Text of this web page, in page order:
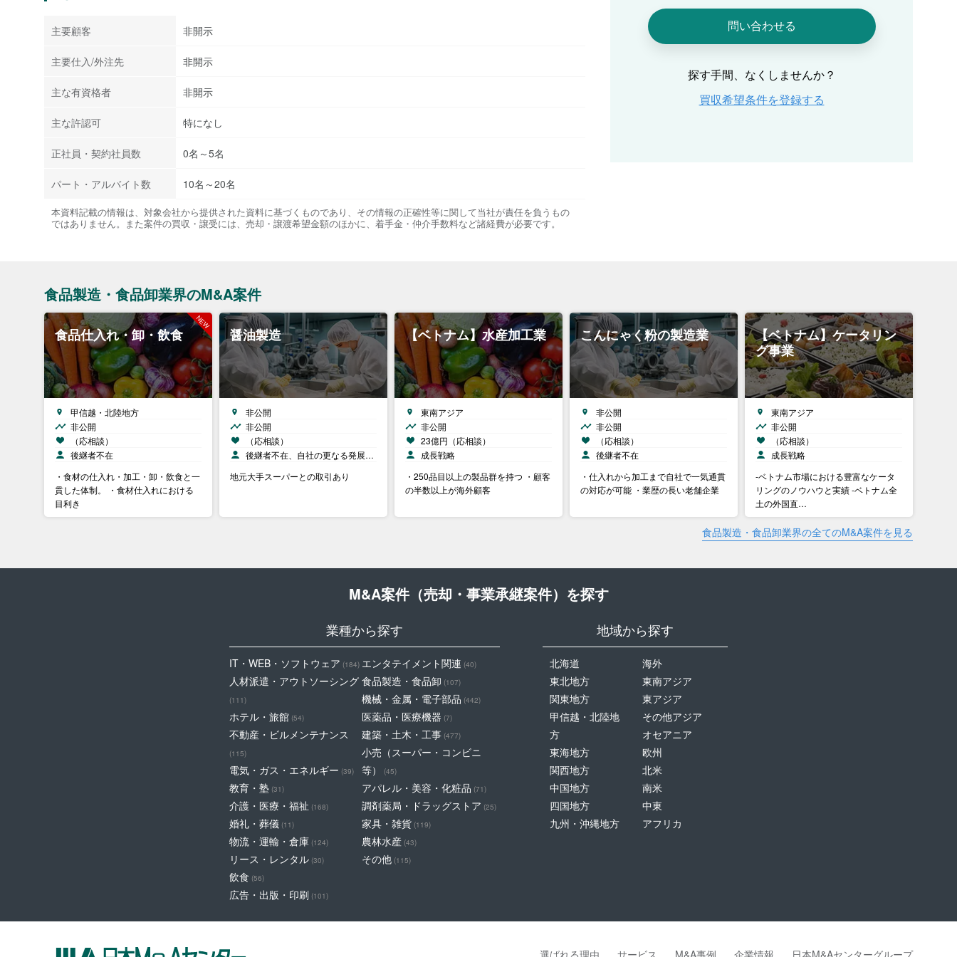
主要顧客 非開示
主要仕入/外注先 非開示
主な有資格者 非開示
主な許認可 特になし
正社員・契約社員数 0名～5名
パート・アルバイト数 10名～20名
本資料記載の情報は、対象会社から提供された資料に基づくものであり、その情報の正確性等に関して当社が責任を負うもの
ではありません。また案件の買収・譲受には、売却・譲渡希望金額のほかに、着手金・仲介手数料など諸経費が必要です。
食品製造・食品卸業界のM&A案件
食品仕入れ・卸・飲食
甲信越・北陸地方
非公開
（応相談）
後継者不在
・食材の仕入れ・加工・卸・飲食と一
貫した体制。 ・食材仕入れにおける
目利き
醤油製造
非公開
非公開
（応相談）
後継者不在、自社の更なる発展…
地元大手スーパーとの取引あり
【ベトナム】水産加工業
東南アジア
非公開
23億円（応相談）
成長戦略
・250品目以上の製品群を持つ ・顧客
の半数以上が海外顧客
こんにゃく粉の製造業
非公開
非公開
（応相談）
後継者不在
・仕入れから加工まで自社で一気通貫
の対応が可能 ・業歴の長い老舗企業
【ベトナム】ケータリン
グ事業
東南アジア
非公開
（応相談）
成長戦略
-ベトナム市場における豊富なケータ
リングのノウハウと実績 -ベトナム全
土の外国直…
食品製造・食品卸業界の全てのM&A案件を見る
M&A案件（売却・事業承継案件）を探す
業種から探す
IT・WEB・ソフトウェア (184)
人材派遣・アウトソーシング
(111)
ホテル・旅館 (54)
不動産・ビルメンテナンス
(115)
電気・ガス・エネルギー (39)
教育・塾 (31)
介護・医療・福祉 (168)
婚礼・葬儀 (11)
物流・運輸・倉庫 (124)
リース・レンタル (30)
飲食 (56)
広告・出版・印刷 (101)
エンタテイメント関連 (40)
食品製造・食品卸 (107)
機械・金属・電子部品 (442)
医薬品・医療機器 (7)
建築・土木・工事 (477)
小売（スーパー・コンビニ
等）
(45)
アパレル・美容・化粧品 (71)
調剤薬局・ドラッグストア (25)
家具・雑貨 (119)
農林水産 (43)
その他 (115)
地域から探す
北海道
東北地方
関東地方
甲信越・北陸地
方
東海地方
関西地方
中国地方
四国地方
九州・沖縄地方
海外
東南アジア
東アジア
その他アジア
オセアニア
欧州
北米
南米
中東
アフリカ
選ばれる理由 サービス M&A事例 企業情報 日本M&Aセンターグループ